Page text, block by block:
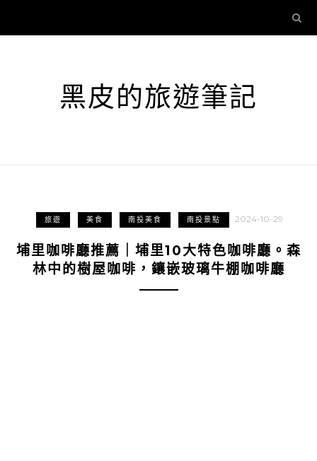
黑皮的旅遊筆記
旅遊 美食 南投美食 南投景點 2024-10-29
埔里咖啡廳推薦｜埔里10大特色咖啡廳。森
林中的樹屋咖啡，鑲嵌玻璃牛棚咖啡廳